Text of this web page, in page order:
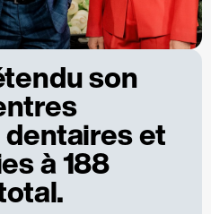
son
et
à 188